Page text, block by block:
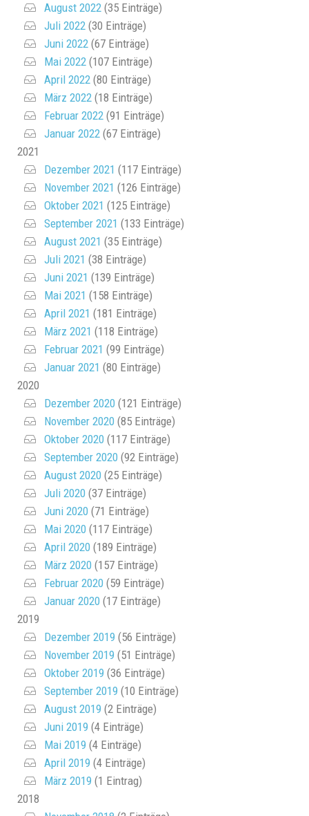
August 2022 (35 Einträge)
Juli 2022 (30 Einträge)
Juni 2022 (67 Einträge)
Mai 2022 (107 Einträge)
April 2022 (80 Einträge)
März 2022 (18 Einträge)
Februar 2022 (91 Einträge)
Januar 2022 (67 Einträge)
2021
Dezember 2021 (117 Einträge)
November 2021 (126 Einträge)
Oktober 2021 (125 Einträge)
September 2021 (133 Einträge)
August 2021 (35 Einträge)
Juli 2021 (38 Einträge)
Juni 2021 (139 Einträge)
Mai 2021 (158 Einträge)
April 2021 (181 Einträge)
März 2021 (118 Einträge)
Februar 2021 (99 Einträge)
Januar 2021 (80 Einträge)
2020
Dezember 2020 (121 Einträge)
November 2020 (85 Einträge)
Oktober 2020 (117 Einträge)
September 2020 (92 Einträge)
August 2020 (25 Einträge)
Juli 2020 (37 Einträge)
Juni 2020 (71 Einträge)
Mai 2020 (117 Einträge)
April 2020 (189 Einträge)
März 2020 (157 Einträge)
Februar 2020 (59 Einträge)
Januar 2020 (17 Einträge)
2019
Dezember 2019 (56 Einträge)
November 2019 (51 Einträge)
Oktober 2019 (36 Einträge)
September 2019 (10 Einträge)
August 2019 (2 Einträge)
Juni 2019 (4 Einträge)
Mai 2019 (4 Einträge)
April 2019 (4 Einträge)
März 2019 (1 Eintrag)
2018